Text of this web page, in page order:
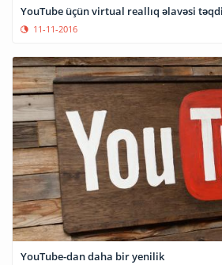
YouTube üçün virtual reallıq əlavəsi
11-11-2016
YouTube-dan daha bir yenilik